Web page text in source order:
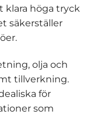
klara höga tryck
säkerställer
olja och
tillverkning.
för
som